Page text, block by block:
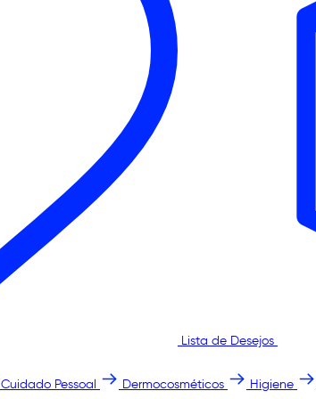
Lista de Desejos
Cuidado Pessoal Dermocosméticos Higiene